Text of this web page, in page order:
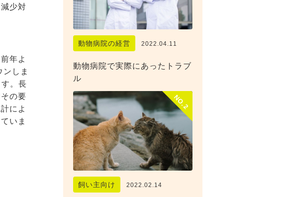
少対
年よ
しま
。長
の要
によ
いま
動物病院の経営 2022.04.11
動物病院で実際にあったトラブ
ル
NO.2
飼い主向け 2022.02.14